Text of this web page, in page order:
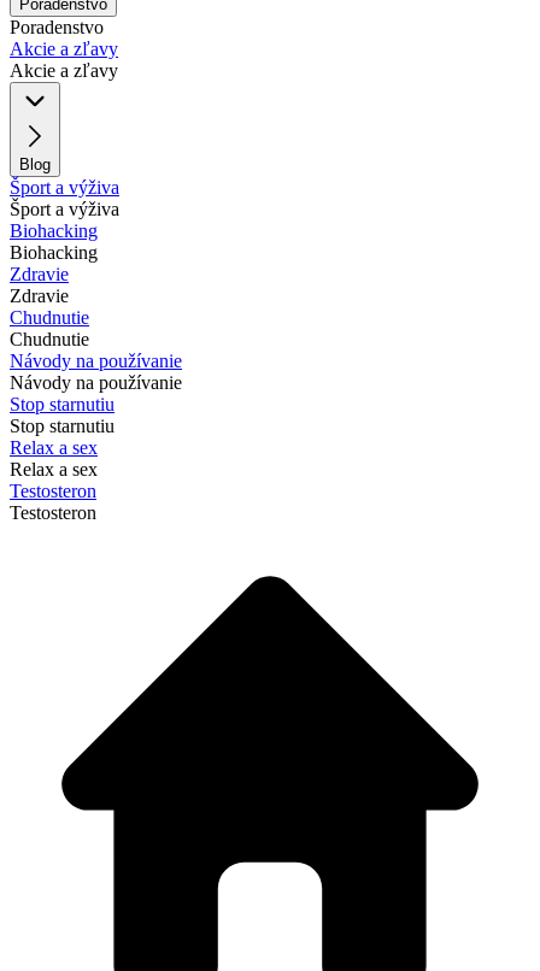
Poradenstvo
Poradenstvo
Akcie a zľavy
Akcie a zľavy
Blog
Šport a výživa
Šport a výživa
Biohacking
Biohacking
Zdravie
Zdravie
Chudnutie
Chudnutie
Návody na používanie
Návody na používanie
Stop starnutiu
Stop starnutiu
Relax a sex
Relax a sex
Testosteron
Testosteron